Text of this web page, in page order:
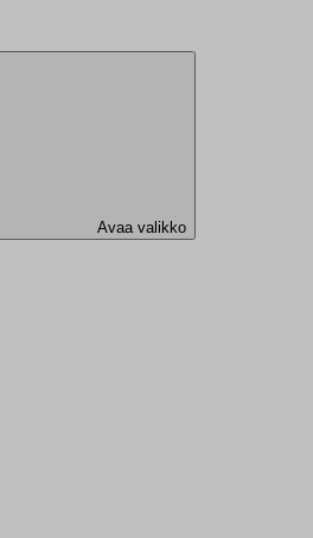
Avaa valikko